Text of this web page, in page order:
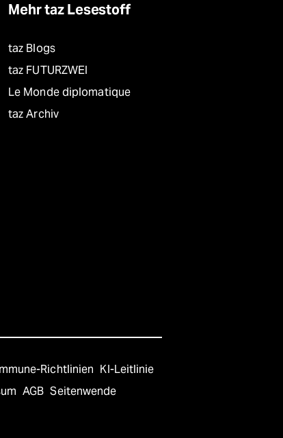
Mehr taz Lesestoff
taz Blogs
taz FUTURZWEI
Le Monde diplomatique
taz Archiv
Richtlinien KI-Leitlinie
AGB Seitenwende